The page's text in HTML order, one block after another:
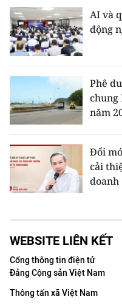
AI và
động
Phê
chung
năm
Đổi
cải
doanh
WEBSITE LIÊN KẾT
Cổng thông tin điện tử
Đảng Cộng sản Việt Nam
Thông tấn xã Việt Nam